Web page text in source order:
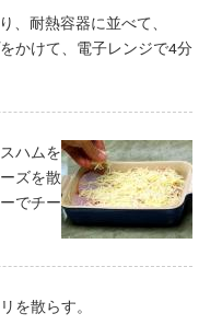
、耐熱容器に並べて、
かけて、電子レンジで4分
ハムを
ズを散
でチー
を散らす。